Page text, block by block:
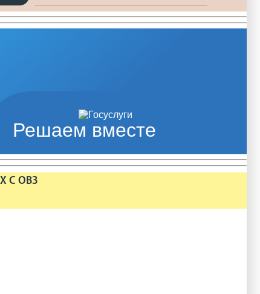
Решаем вместе
С ОВЗ